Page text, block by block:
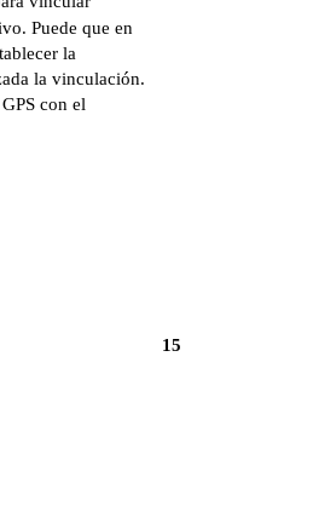
15
Puede que en
la
la vinculación.
con el